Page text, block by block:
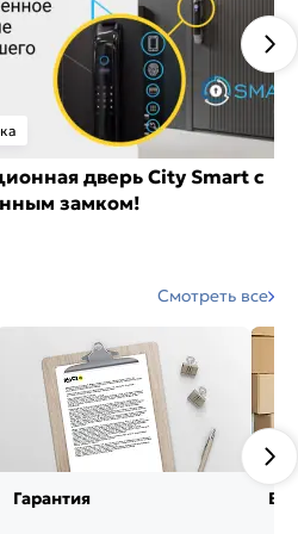
дверь City Smart с
замком!
Смотреть все
Гарантия